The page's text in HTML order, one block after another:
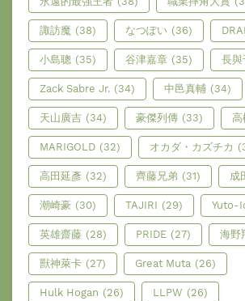
諏訪魔 (38) なつぽい (36)
小島聰 (35) 谷津嘉章 (35) 長與
Zack Sabre Jr. (34) 中邑真輔 (34)
天山廣吉 (34) 豪傑列傳 (33) 高
MARIGOLD (32) オカダ・カズチカ
高田延彥 (32) 齊藤兄弟 (31) 成
潮崎豪 (30) TAJIRI (29) Yuto-
英雄齋藤 (28) PRIDE (27) 海野
獸神萊卡 (27) Great Muta (26)
Hulk Hogan (26) LLPW (26)